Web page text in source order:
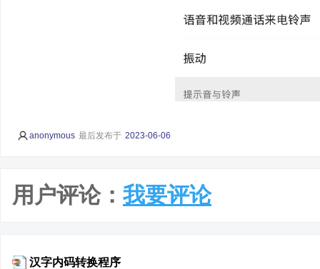
anonymous 最后发布于 2023-06-06
用户评论： 我要评论
汉字内码转换程序